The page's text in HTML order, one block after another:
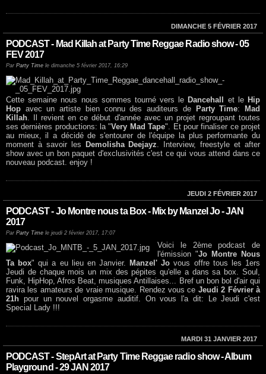
DIMANCHE 5 FÉVRIER 2017
PODCAST - Mad Killah at Party Time Reggae Radio show - 05
FEV 2017
Par Party Time le dimanche 5 février 2017, 16:29
Cette semaine nous nous sommes tourné vers leDancehall et leHip
Hop avec un artiste bien connu des auditeurs de Party Time:Mad
Killah . Il revient en ce début d'année avec un projet regroupant toutes
ses dernières productions: la "Very Mad Tape". Et pour finaliser ce projet
au mieux, il a décidé de s'entourer de l'équipe la plus performante du
moment à savoir les Demolisha Deejayz . Interview, freestyle et after
show avec un bon paquet d'exclusivités c'est ce qui vous attend dans ce
nouveau podcast. enjoy !
JEUDI 2 FÉVRIER 2017
PODCAST - Jo Montre nous ta Box - Mix by Manzel Jo - JAN
2017
Par Party Time le jeudi 2 février 2017, 17:07
Voici le 2ème podcast de
l'émission "Jo Montre Nous
Ta box" qui a eu lieu en Janvier.Manzel' Jo vous offre tous les 1ers
Jeudi de chaque mois un mix des pépites qu'elle a dans sa box. Soul,
Funk, HipHop, Afros Beat, musiques Antillaises... Bref un bon bol d'air qui
ravira les amateurs de vraie musique. Rendez vous ce Jeudi 2 Février à
21h pour un nouvel orgasme auditif. On vous l'a dit: Le Jeudi c'est
Special Lady !!!
MARDI 31 JANVIER 2017
PODCAST - StepArt at Party Time Reggae radio show - Album
Playground - 29 JAN 2017